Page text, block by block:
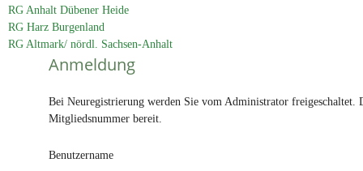
RG Anhalt Dübener Heide
RG Harz Burgenland
RG Altmark/ nördl. Sachsen-Anhalt
Anmeldung
Bei Neuregistrierung werden Sie vom Administrator freigeschaltet.
Mitgliedsnummer bereit.
Benutzername